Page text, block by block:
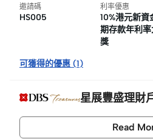
邀請碼
HS005
利率優惠
10%港元新資
期存款年利
獎
可獲得的優惠 (1)
星展豐盛理財
Read